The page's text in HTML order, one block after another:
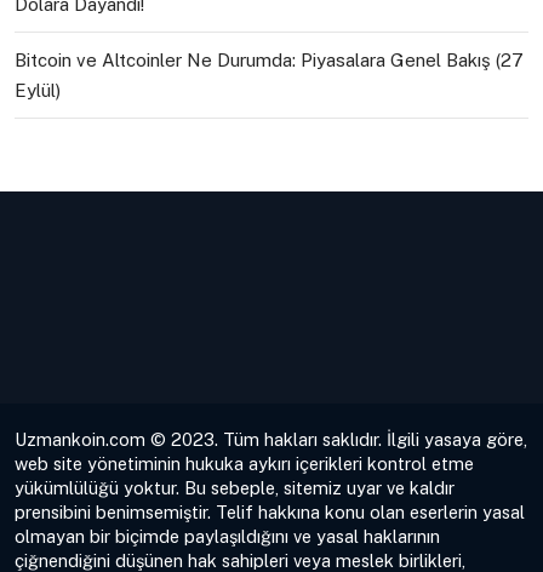
Bitcoin ve Altcoinler Ne Durumda: Piyasalara Genel Bakış (27
Eylül)
Uzmankoin.com © 2023. Tüm hakları saklıdır. İlgili yasaya göre,
web site yönetiminin hukuka aykırı içerikleri kontrol etme
yükümlülüğü yoktur. Bu sebeple, sitemiz uyar ve kaldır
prensibini benimsemiştir. Telif hakkına konu olan eserlerin yasal
olmayan bir biçimde paylaşıldığını ve yasal haklarının
çiğnendiğini düşünen hak sahipleri veya meslek birlikleri,